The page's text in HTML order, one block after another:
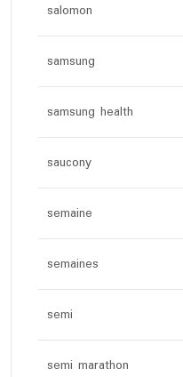
salomon
samsung
samsung health
saucony
semaine
semaines
semi
semi marathon